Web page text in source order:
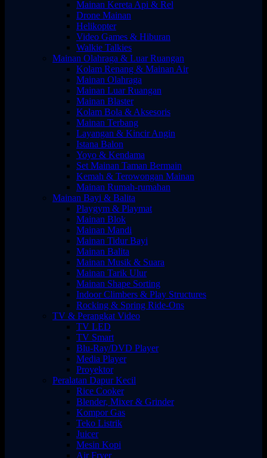
Mainan Kereta Api & Rel
Drone Mainan
Helikopter
Video Games & Hiburan
Walkie Talkies
Mainan Olahraga & Luar Ruangan
Kolam Renang & Mainan Air
Mainan Olahraga
Mainan Luar Ruangan
Mainan Blaster
Kolam Bola & Aksesoris
Mainan Terbang
Layangan & Kincir Angin
Istana Balon
Yoyo & Kendama
Set Mainan Taman Bermain
Kemah & Terowongan Mainan
Mainan Rumah-rumahan
Mainan Bayi & Balita
Playgym & Playmat
Mainan Blok
Mainan Mandi
Mainan Tidur Bayi
Mainan Balita
Mainan Musik & Suara
Mainan Tarik Ulur
Mainan Shape Sorting
Indoor Climbers & Play Structures
Rocking & Spring Ride-Ons
TV & Perangkat Video
TV LED
TV Smart
Blu-Ray/DVD Player
Media Player
Proyektor
Peralatan Dapur Kecil
Rice Cooker
Blender, Mixer & Grinder
Kompor Gas
Teko Listrik
Juicer
Mesin Kopi
Air Fryer